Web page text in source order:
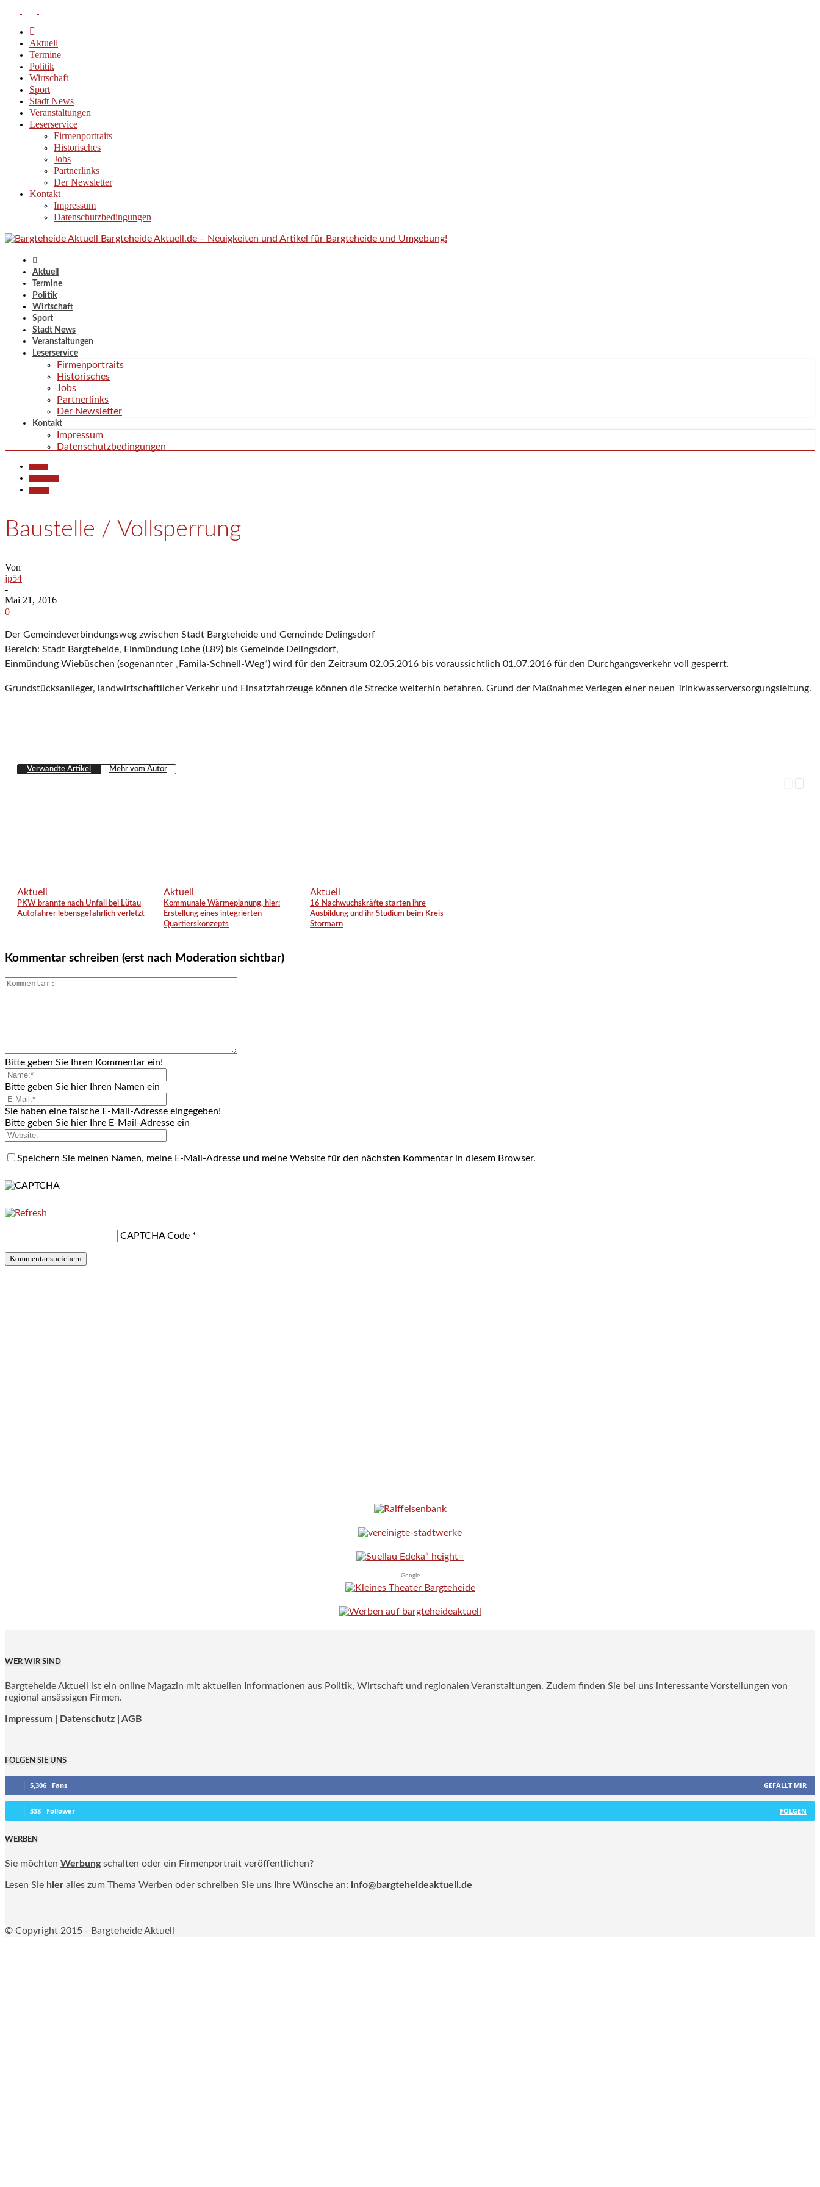
Aktuell
Termine
Politik
Wirtschaft
Sport
Stadt News
Veranstaltungen
Leserservice
Firmenportraits
Historisches
Jobs
Partnerlinks
Der Newsletter
Kontakt
Impressum
Datenschutzbedingungen
Bargteheide Aktuell.de – Neuigkeiten und Artikel für Bargteheide und Umgebung!
Aktuell
Termine
Politik
Wirtschaft
Sport
Stadt News
Veranstaltungen
Leserservice
Firmenportraits
Historisches
Jobs
Partnerlinks
Der Newsletter
Kontakt
Impressum
Datenschutzbedingungen
Baustelle / Vollsperrung
Von
jp54
-
Mai 21, 2016
0
Der Gemeindeverbindungsweg zwischen Stadt Bargteheide und Gemeinde Delingsdorf
Bereich: Stadt Bargteheide, Einmündung Lohe (L89) bis Gemeinde Delingsdorf,
Einmündung Wiebüschen (sogenannter „Famila-Schnell-Weg“) wird für den Zeitraum 02.05.2016 bis voraussichtlich 01.07.2016 für den Durchgangsverkehr voll gesperrt.
Grundstücksanlieger, landwirtschaftlicher Verkehr und Einsatzfahrzeuge können die Strecke weiterhin befahren. Grund der Maßnahme: Verlegen einer neuen Trinkwasserversorgungsleitung.
Verwandte Artikel Mehr vom Autor
Aktuell
PKW brannte nach Unfall bei Lütau
Autofahrer lebensgefährlich verletzt
Aktuell
Kommunale Wärmeplanung, hier:
Erstellung eines integrierten
Quartierskonzepts
Aktuell
16 Nachwuchskräfte starten ihre
Ausbildung und ihr Studium beim Kreis
Stormarn
Kommentar schreiben (erst nach Moderation sichtbar)
Bitte geben Sie Ihren Kommentar ein!
Bitte geben Sie hier Ihren Namen ein
Sie haben eine falsche E-Mail-Adresse eingegeben!
Bitte geben Sie hier Ihre E-Mail-Adresse ein
Speichern Sie meinen Namen, meine E-Mail-Adresse und meine Website für den nächsten Kommentar in diesem Browser.
CAPTCHA Code *
Google
WER WIR SIND
Bargteheide Aktuell ist ein online Magazin mit aktuellen Informationen aus Politik, Wirtschaft und regionalen Veranstaltungen. Zudem finden Sie bei uns interessante Vorstellungen von
regional ansässigen Firmen.
Impressum Datenschutz | AGB
FOLGEN SIE UNS
5,306 Fans GEFÄLLT MIR
338 Follower FOLGEN
WERBEN
Sie möchten Werbung schalten oder ein Firmenportrait veröffentlichen?
Lesen Sie hier alles zum Thema Werben oder schreiben Sie uns Ihre Wünsche an: info@bargteheideaktuell.de
© Copyright 2015 - Bargteheide Aktuell